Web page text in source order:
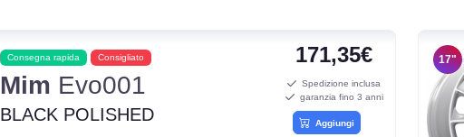
Consegna rapida Consigliato
Mim Evo001
BLACK POLISHED
171,35€
Spedizione inclusa
garanzia fino 3 anni
Aggiungi
17"